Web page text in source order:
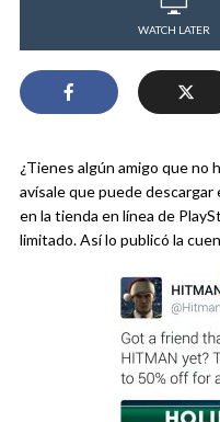
WATCH LATER
¿Tienes algún amigo que no
avísale que puede
en la tienda en línea de
limitado. Así lo publicó la